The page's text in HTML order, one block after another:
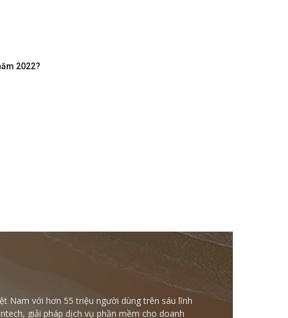
2022?
Nam với hơn 55 triệu người dùng trên sáu lĩnh
giải pháp dịch vụ phần mềm cho doanh